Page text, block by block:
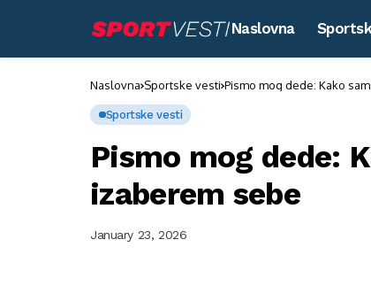
Naslovna
Naslovna Sportske vesti Pismo mog dede: Kako
Sportske vesti
Pismo mog dede:
izaberem sebe
January 23, 2026